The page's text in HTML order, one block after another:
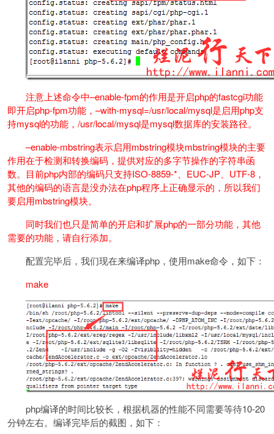
注意上述命令中–enable-fpm的作用是开启php的fastcgi功能
即开启php-fpm功能，–with-mysql=/usr/local/mysql是启用php支
持mysql的功能，/usr/local/mysql是mysql数据库的安装路径。
–enable-mbstring表示启用mbstring模块mbstring模块的主要
作用在于检测和转换编码，提供对应的多字节操作的字符串函
数。目前php内部的编码只支持ISO-8859-*、EUC-JP、UTF-8，
其他的编码的语言是没办法在php程序上正确显示的，所以我们
要启用mbstring模块。
同时我们也只是简单的开启和扩展php的一部分功能，其他
需要的功能，请自行添加。
配置完毕后，我们现在来编译php，使用make命令，如下：
make
php编译的时间比较长，根据机器的性能不同需要等待10-20
分钟左右。编译完毕后的截图，如下：